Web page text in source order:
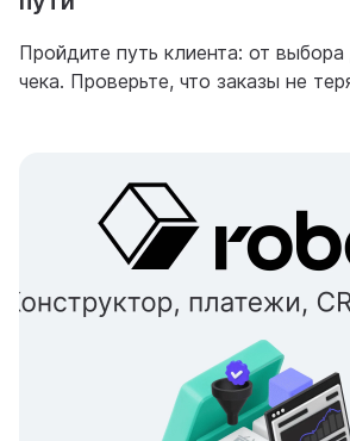
Пройдите путь клиента: от
чека. Проверьте, что заказы не